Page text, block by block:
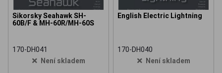
Sikorsky Seahawk SH-
60B/F & MH-60R/MH-60S
170-DH041
Není skladem
English Electric Lightning
170-DH040
Není skladem